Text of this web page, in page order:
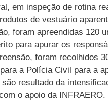
em inspeção de rotina
de vestuário
foram apreendidas 120
para apurar os
foram recolhidos
a Polícia Civil para a
resultado da
o apoio da INFRAERO.